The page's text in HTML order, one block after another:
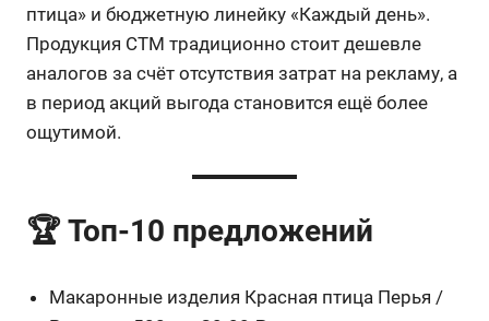
птица» и бюджетную линейку «Каждый день».
Продукция СТМ традиционно стоит дешевле
аналогов за счёт отсутствия затрат на рекламу, а
в период акций выгода становится ещё более
ощутимой.
🏆 Топ-10 предложений
Макаронные изделия Красная птица Перья /